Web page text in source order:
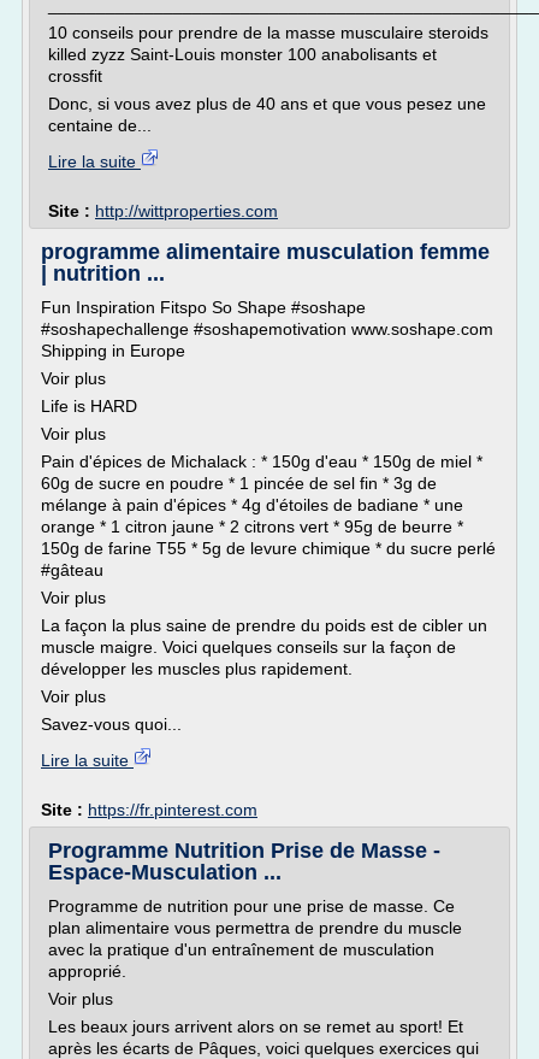
10 conseils pour prendre de la masse musculaire steroids
killed zyzz Saint-Louis monster 100 anabolisants et
crossfit
Donc, si vous avez plus de 40 ans et que vous pesez une
centaine de...
Lire la suite
Site : http://wittproperties.com
programme alimentaire musculation femme
| nutrition ...
Fun Inspiration Fitspo So Shape #soshape
#soshapechallenge #soshapemotivation www.soshape.com
Shipping in Europe
Voir plus
Life is HARD
Voir plus
Pain d'épices de Michalack : * 150g d'eau * 150g de miel *
60g de sucre en poudre * 1 pincée de sel fin * 3g de
mélange à pain d'épices * 4g d'étoiles de badiane * une
orange * 1 citron jaune * 2 citrons vert * 95g de beurre *
150g de farine T55 * 5g de levure chimique * du sucre perlé
#gâteau
Voir plus
La façon la plus saine de prendre du poids est de cibler un
muscle maigre. Voici quelques conseils sur la façon de
développer les muscles plus rapidement.
Voir plus
Savez-vous quoi...
Lire la suite
Site : https://fr.pinterest.com
Programme Nutrition Prise de Masse -
Espace-Musculation ...
Programme de nutrition pour une prise de masse. Ce
plan alimentaire vous permettra de prendre du muscle
avec la pratique d'un entraînement de musculation
approprié.
Voir plus
Les beaux jours arrivent alors on se remet au sport! Et
après les écarts de Pâques, voici quelques exercices qui